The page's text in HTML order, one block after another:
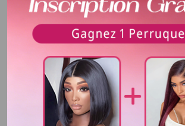
Densité 250% densité
Longueur 20 pouces
Texture Comme la
Délai d'utilisation Plus de 3
Couleur de cheveux